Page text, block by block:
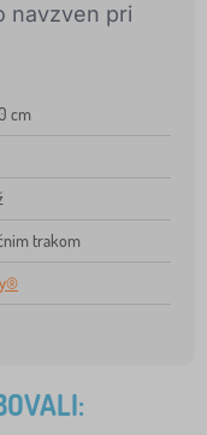
navzven pri
cm
trakom